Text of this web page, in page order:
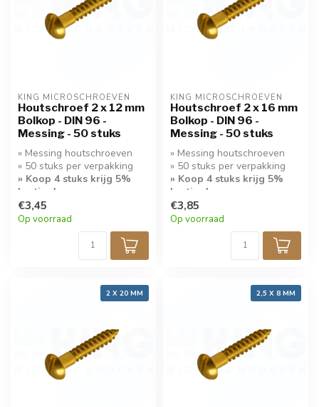
KING MICROSCHROEVEN
Houtschroef 2 x 12 mm
Bolkop - DIN 96 -
Messing - 50 stuks
» Messing houtschroeven
» 50 stuks per verpakking
» Koop 4 stuks krijg 5%
korting!
» Bolkop met sleuf
€3,45
Op voorraad
KING MICROSCHROEVEN
Houtschroef 2 x 16 mm
Bolkop - DIN 96 -
Messing - 50 stuks
» Messing houtschroeven
» 50 stuks per verpakking
» Koop 4 stuks krijg 5%
korting!
» Bolkop met sleuf
€3,85
Op voorraad
2 X 20 MM 2,5 X 8 MM